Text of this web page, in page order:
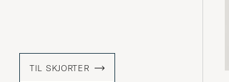
TIL SKJORTER